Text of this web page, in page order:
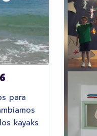
para
kayaks